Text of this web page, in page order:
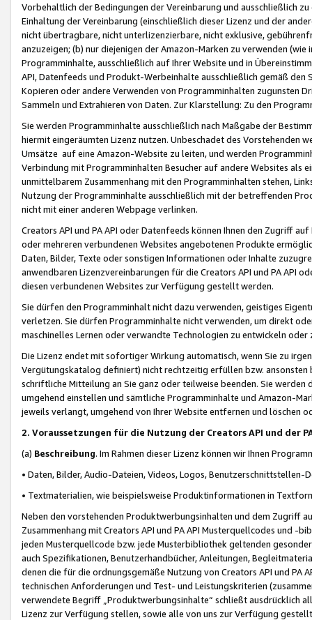
Vorbehaltlich der Bedingungen der Vereinbarung und ausschließlich
Einhaltung der Vereinbarung (einschließlich dieser Lizenz und der
nicht übertragbare, nicht unterlizenzierbare, nicht exklusive,
anzuzeigen; (b) nur diejenigen der Amazon-Marken zu verwenden
Programminhalte, ausschließlich auf Ihrer Website und in
API, Datenfeeds und Produkt-Werbeinhalte ausschließlich gemäß
Kopieren oder andere Verwenden von Programminhalten zugunsten
Sammeln und Extrahieren von Daten. Zur Klarstellung: Zu den
Sie werden Programminhalte ausschließlich nach Maßgabe der
hiermit eingeräumten Lizenz nutzen. Unbeschadet des Vorstehenden
Umsätze auf eine Amazon-Website zu leiten, und werden
Verbindung mit Programminhalten Besucher auf andere Websites als
unmittelbarem Zusammenhang mit den Programminhalten stehen,
Nutzung der Programminhalte ausschließlich mit der betreffenden
nicht mit einer anderen Webpage verlinken.
Creators API und PA API oder Datenfeeds können Ihnen den Zugriff
oder mehreren verbundenen Websites angebotenen Produkte
Daten, Bilder, Texte oder sonstigen Informationen oder Inhalte
anwendbaren Lizenzvereinbarungen für die Creators API und PA API
diesen verbundenen Websites zur Verfügung gestellt werden.
Sie dürfen den Programminhalt nicht dazu verwenden, geistiges
verletzen. Sie dürfen Programminhalte nicht verwenden, um direkt
maschinelles Lernen oder verwandte Technologien zu entwickeln
Die Lizenz endet mit sofortiger Wirkung automatisch, wenn Sie zu
Vergütungskatalog definiert) nicht rechtzeitig erfüllen bzw. ansonsten
schriftliche Mitteilung an Sie ganz oder teilweise beenden. Sie werden
umgehend einstellen und sämtliche Programminhalte und Amazon-
jeweils verlangt, umgehend von Ihrer Website entfernen und löschen
2. Voraussetzungen für die Nutzung der Creators API und der
(a) Beschreibung. Im Rahmen dieser Lizenz können wir Ihnen
• Daten, Bilder, Audio-Dateien, Videos, Logos, Benutzerschnittstellen-
• Textmaterialien, wie beispielsweise Produktinformationen in
Neben den vorstehenden Produktwerbungsinhalten und dem Zugriff
Zusammenhang mit Creators API und PA API Musterquellcodes und
jeden Musterquellcode bzw. jede Musterbibliothek geltenden
auch Spezifikationen, Benutzerhandbücher, Anleitungen,
denen die für die ordnungsgemäße Nutzung von Creators API und PA
technischen Anforderungen und Test- und Leistungskriterien
verwendete Begriff „Produktwerbungsinhalte“ schließt ausdrücklich
Lizenz zur Verfügung stellen, sowie alle von uns zur Verfügung